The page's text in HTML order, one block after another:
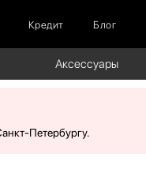
Кредит Блог
Аксессуары
Петербургу.